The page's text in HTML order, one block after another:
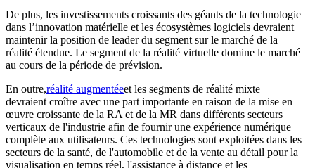
De plus, les investissements croissants des géants de la technologie
dans l’innovation matérielle et les écosystèmes logiciels devraient
maintenir la position de leader du segment sur le marché de la
réalité étendue. Le segment de la réalité virtuelle domine le marché
au cours de la période de prévision.
En outre,réalité augmentéeet les segments de réalité mixte
devraient croître avec une part importante en raison de la mise en
œuvre croissante de la RA et de la MR dans différents secteurs
verticaux de l'industrie afin de fournir une expérience numérique
complète aux utilisateurs. Ces technologies sont exploitées dans les
secteurs de la santé, de l'automobile et de la vente au détail pour la
visualisation en temps réel, l'assistance à distance et les